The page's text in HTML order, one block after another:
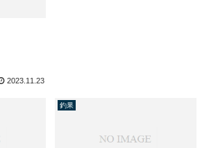
2023.11.23
釣果